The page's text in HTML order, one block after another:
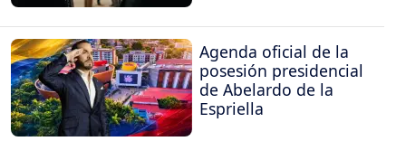
Agenda oficial de la
posesión presidencial
de Abelardo de la
Espriella